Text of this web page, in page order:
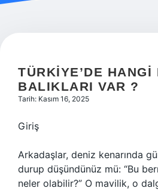
Hakkımızda
TÜRKIYE’DE HANGI
BALIKLARI VAR ?
Tarih: Kasım 16, 2025
Giriş
Arkadaşlar, deniz kenarında
durup düşündünüz mü: “Bu
neler olabilir?” O mavilik, o